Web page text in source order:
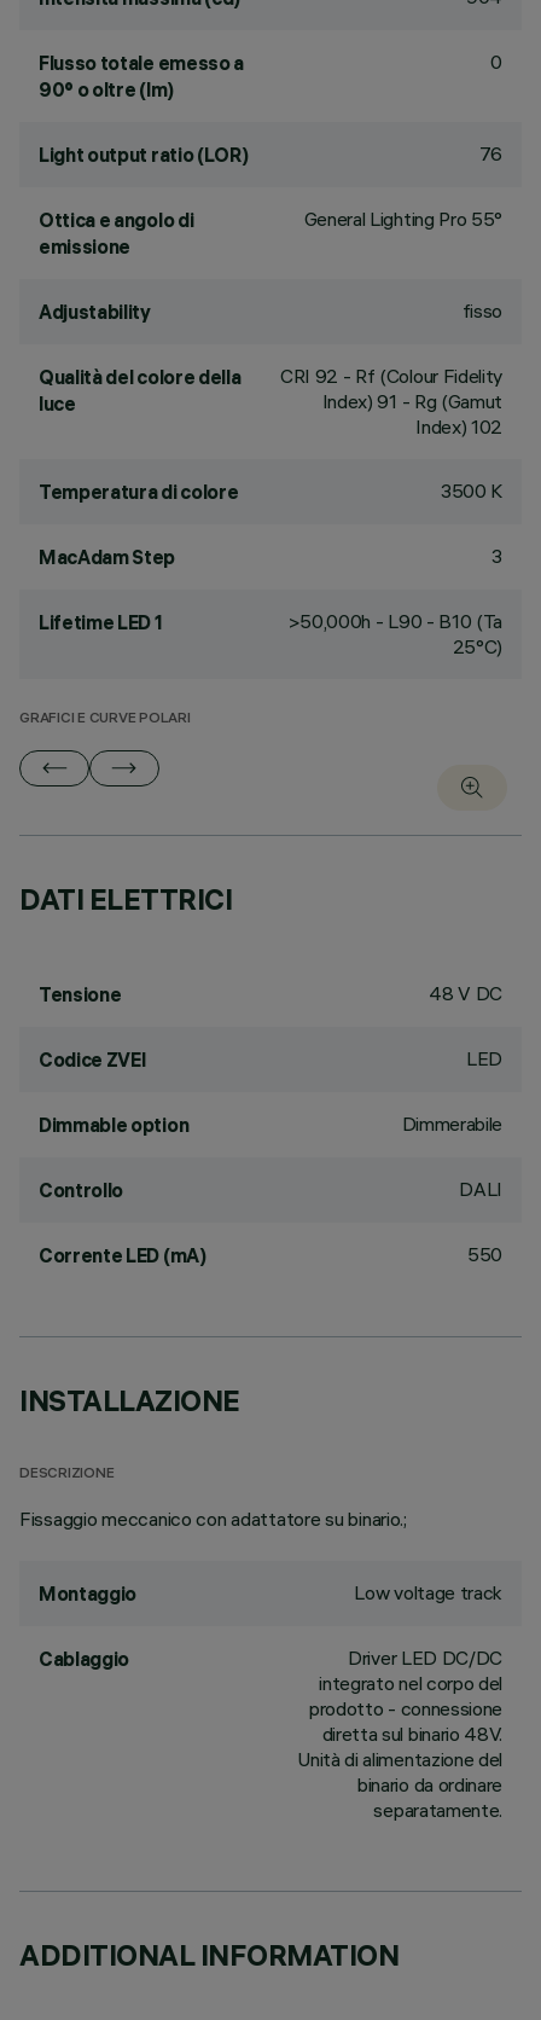
Flusso totale emesso a
90° o oltre (lm)
0
Light output ratio (LOR) 76
Ottica e angolo di
emissione
General Lighting Pro 55°
Adjustability fisso
Qualità del colore della
luce
CRI 92 - Rf (Colour Fidelity
Index) 91 - Rg (Gamut
Index) 102
Temperatura di colore 3500 K
MacAdam Step 3
Lifetime LED 1
>50,000h - L90 - B10 (Ta
25°C)
GRAFICI E CURVE POLARI
DATI ELETTRICI
Tensione 48 V DC
Codice ZVEI LED
Dimmable option Dimmerabile
Controllo DALI
Corrente LED (mA) 550
INSTALLAZIONE
DESCRIZIONE
Fissaggio meccanico con adattatore su binario.;
Montaggio Low voltage track
Cablaggio
Driver LED DC/DC
integrato nel corpo del
prodotto - connessione
diretta sul binario 48V.
Unità di alimentazione del
binario da ordinare
separatamente.
ADDITIONAL INFORMATION